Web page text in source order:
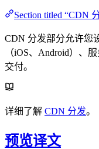
Section titled “CDN
CDN 分发部分允许您
（iOS、Android）、
交付。
详细了解 CDN 分发。
预览译文